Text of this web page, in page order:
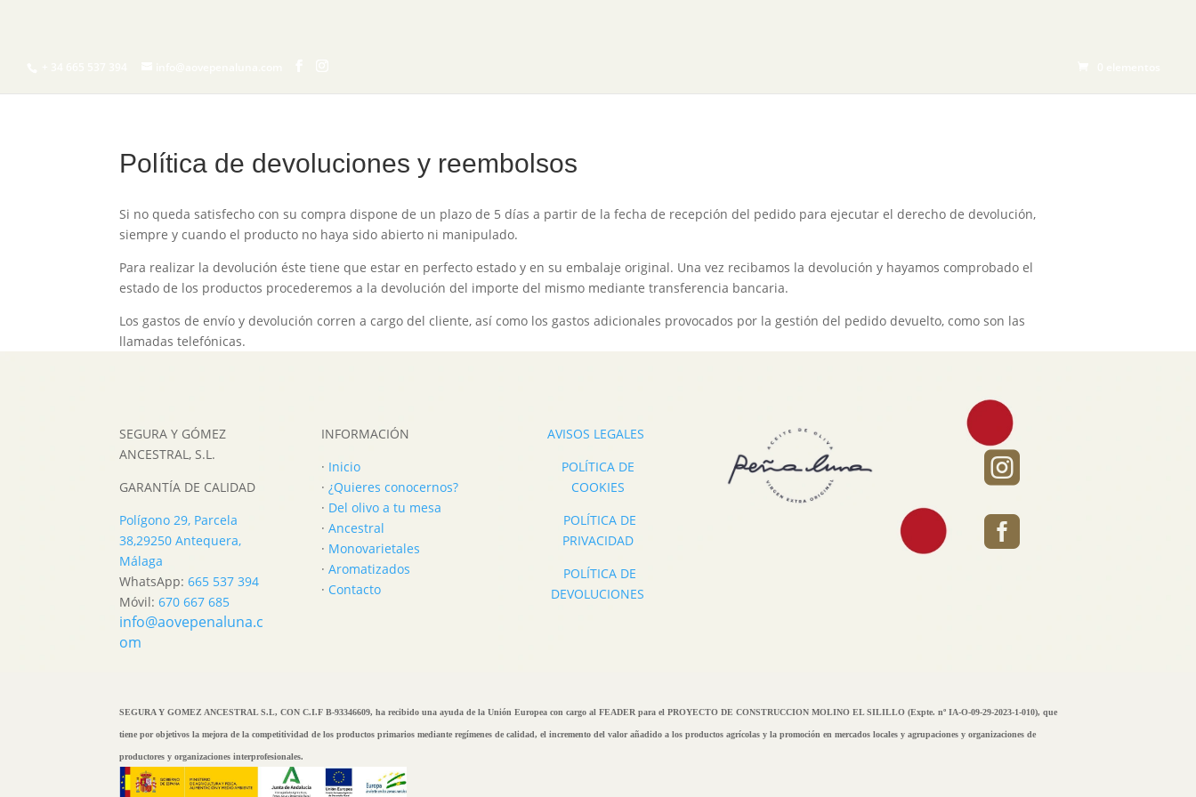
Política de devoluciones y reembolsos
Si no queda satisfecho con su compra dispone de un plazo de 5 días a partir de la fecha de recepción del pedido para ejecutar el derecho de devolución,
siempre y cuando el producto no haya sido abierto ni manipulado.
Para realizar la devolución éste tiene que estar en perfecto estado y en su embalaje original. Una vez recibamos la devolución y hayamos comprobado el
estado de los productos procederemos a la devolución del importe del mismo mediante transferencia bancaria.
Los gastos de envío y devolución corren a cargo del cliente, así como los gastos adicionales provocados por la gestión del pedido devuelto, como son las
llamadas telefónicas.
SEGURA Y GÓMEZ
ANCESTRAL, S.L.
GARANTÍA DE CALIDAD
Polígono 29, Parcela
38,29250 Antequera,
Málaga
WhatsApp:665 537 394
Móvil:670 667 685
info@aovepenaluna.c
om
INFORMACIÓN
· Inicio
· ¿Quieres conocernos?
· Del olivo a tu mesa
·Ancestral
· Monovarietales
·Aromatizados
· Contacto
AVISOS LEGALES
POLÍTICA DE
COOKIES
POLÍTICA DE
PRIVACIDAD
POLÍTICA DE
DEVOLUCIONES


SEGURA Y GOMEZ ANCESTRAL S.L, CON C.I.F B-93346609, ha recibido una ayuda de la Unión Europea con cargo al FEADER para el PROYECTO DE CONSTRUCCION MOLINO EL SILILLO (Expte. nº IA-O-09-29-2023-1-010), que
tiene por objetivos la mejora de la competitividad de los productos primarios mediante regímenes de calidad, el incremento del valor añadido a los productos agrícolas y la promoción en mercados locales y agrupaciones y organizaciones de
productores y organizaciones interprofesionales.